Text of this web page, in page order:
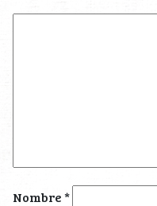
Nombre*